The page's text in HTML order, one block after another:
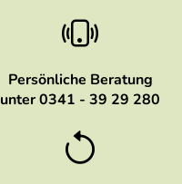
Persönliche Beratung
unter 0341 - 39 29 280